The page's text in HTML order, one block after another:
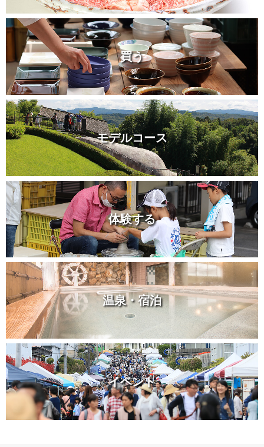
買う
モデルコース
体験する
温泉・宿泊
イベント